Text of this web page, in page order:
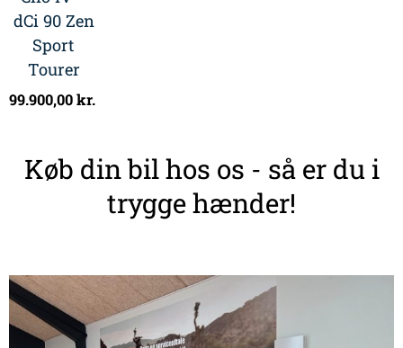
dCi 90 Zen
Sport
Tourer
99.900,00kr.
Køb din bil hos os - så er du i
trygge hænder!